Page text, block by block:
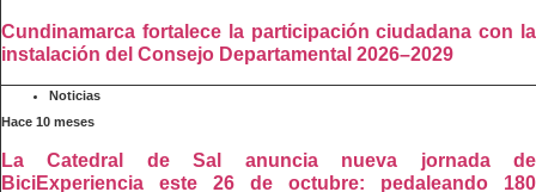
Cundinamarca fortalece la participación ciudadana con la
instalación del Consejo Departamental 2026–2029
Noticias
Hace 10 meses
La Catedral de Sal anuncia nueva jornada de
BiciExperiencia este 26 de octubre: pedaleando 180